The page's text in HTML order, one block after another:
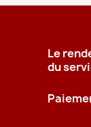
Le
du